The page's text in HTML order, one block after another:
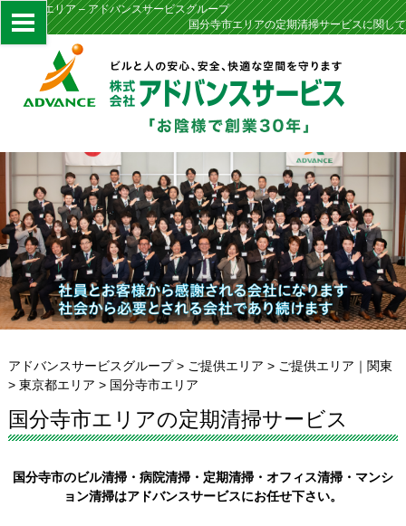
国分寺市エリア – アドバンスサービスグループ
国分寺市エリアの定期清掃サービスに関して
アドバンスサービスグループ> ご提供エリア > ご提供エリア｜関東
> 東京都エリア > 国分寺市エリア
国分寺市エリアの定期清掃サービス
国分寺市のビル清掃・病院清掃・定期清掃・オフィス清掃・マンシ
ョン清掃はアドバンスサービスにお任せ下さい。